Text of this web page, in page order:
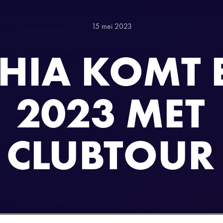
15 mei 2023
KOMT
2023 MET
CLUBTOUR